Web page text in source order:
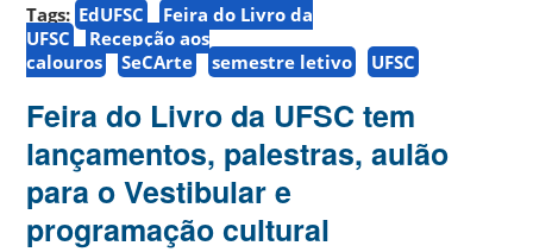
Tags: EdUFSC
Feira do Livro da
UFSC
Recepção aos
calouros
SeCArte semestre letivo UFSC
Feira do Livro da UFSC tem
lançamentos, palestras, aulão
para o Vestibular e
programação cultural